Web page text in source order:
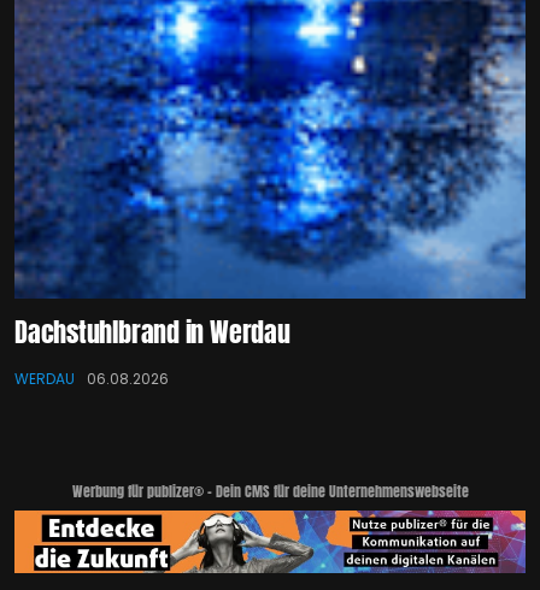
Dachstuhlbrand in Werdau
WERDAU 06.08.2026
Werbung für publizer® - Dein CMS für deine Unternehmenswebseite